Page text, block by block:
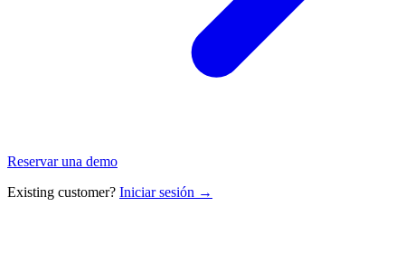
Reservar una demo
Existing customer? Iniciar sesión →